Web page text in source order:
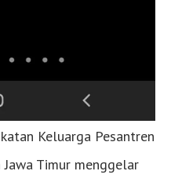
Keluarga Pesantren
Timur menggelar